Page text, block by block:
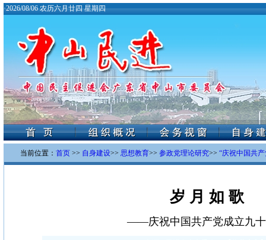
·2026/08/06 农历六月廿四 星期四
当前位置： 首页 >> 自身建设>> 思想教育>> 参政党理论研究>> “庆祝中国共
岁 月 如 歌
——庆祝中国共产党成立九